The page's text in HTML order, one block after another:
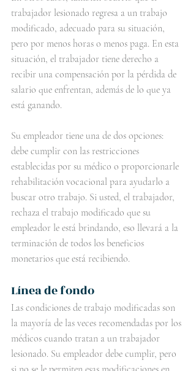
trabajador lesionado regresa a un trabajo
modificado, adecuado para su situación,
pero por menos horas o menos paga. En esta
situación, el trabajador tiene derecho a
recibir una compensación por la pérdida de
salario que enfrentan, además de lo que ya
está ganando.
Su empleador tiene una de dos opciones:
debe cumplir con las restricciones
establecidas por su médico o proporcionarle
rehabilitación vocacional para ayudarlo a
buscar otro trabajo. Si usted, el trabajador,
rechaza el trabajo modificado que su
empleador le está brindando, eso llevará a la
terminación de todos los beneficios
monetarios que está recibiendo.
Línea de fondo
Las condiciones de trabajo modificadas son
la mayoría de las veces recomendadas por los
médicos cuando tratan a un trabajador
lesionado. Su empleador debe cumplir, pero